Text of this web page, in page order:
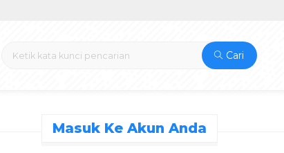
Cari
Masuk Ke Akun Anda